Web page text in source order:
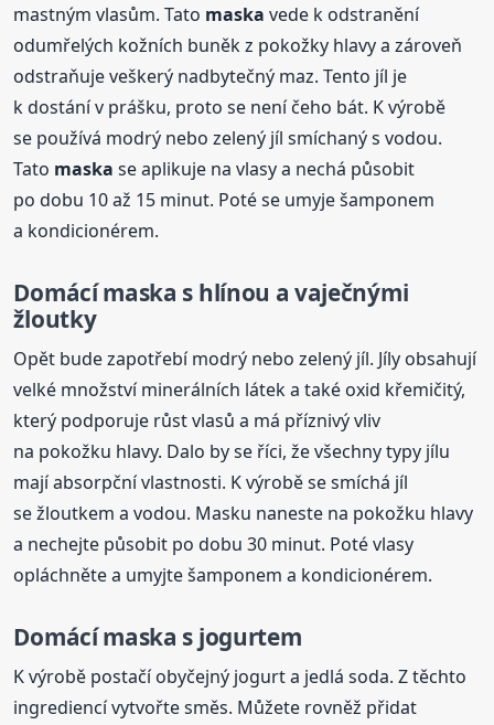
mastným vlasům. Tato maska vede k odstranění
odumřelých kožních buněk z pokožky hlavy a zároveň
odstraňuje veškerý nadbytečný maz. Tento jíl je
k dostání v prášku, proto se není čeho bát. K výrobě
se používá modrý nebo zelený jíl smíchaný s vodou.
Tato maska se aplikuje na vlasy a nechá působit
po dobu 10 až 15 minut. Poté se umyje šamponem
a kondicionérem.
Domácímaska s hlínou a vaječnými
žloutky
Opět bude zapotřebí modrý nebo zelený jíl. Jíly obsahují
velké množství minerálních látek a také oxid křemičitý,
který podporuje růst vlasů a má příznivý vliv
na pokožku hlavy. Dalo by se říci, že všechny typy jílu
mají absorpční vlastnosti. K výrobě se smíchá jíl
se žloutkem a vodou. Masku naneste na pokožku hlavy
a nechejte působit po dobu 30 minut. Poté vlasy
opláchněte a umyjte šamponem a kondicionérem.
Domácímaska s jogurtem
K výrobě postačí obyčejný jogurt a jedlá soda. Z těchto
ingrediencí vytvořte směs. Můžete rovněž přidat